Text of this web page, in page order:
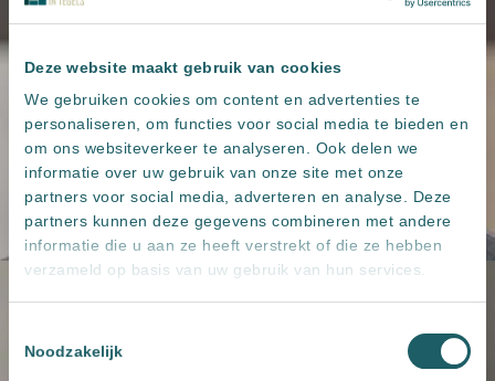
Deze website maakt gebruik van cookies
We gebruiken cookies om content en advertenties te
personaliseren, om functies voor social media te bieden en
om ons websiteverkeer te analyseren. Ook delen we
informatie over uw gebruik van onze site met onze
partners voor social media, adverteren en analyse. Deze
partners kunnen deze gegevens combineren met andere
informatie die u aan ze heeft verstrekt of die ze hebben
verzameld op basis van uw gebruik van hun services.
Noodzakelijk